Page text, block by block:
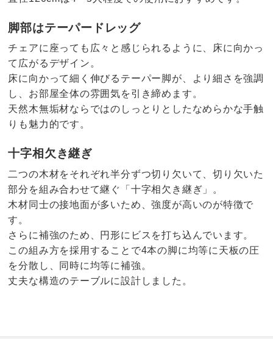
脚部はテーパードレッグ
チェアに座っても広々と感じられるように、床に向かっ
て広がるデザイン。
床に向かって細く伸びるテーパー脚が、より細さを強調
し、お部屋全体の雰囲気を引き締めます。
天然木無垢材ならではのしっとりとしたなめらかな手触
りも魅力的です。
十字相欠き継ぎ
二つの木材をそれぞれ半分ずつ切り欠いて、切り欠いた
部分を組み合わせて継ぐ「十字相欠き継ぎ」。
木材同士の接地面が多いため、強度が高いのが特徴で
す。
さらに補強のため、円形にビスを打ち込んでいます。
この組み方を採用することで4本の脚に均等に天板の圧
を分散し、同時に均等に補強。
丈夫な構造のテーブルに設計しました。